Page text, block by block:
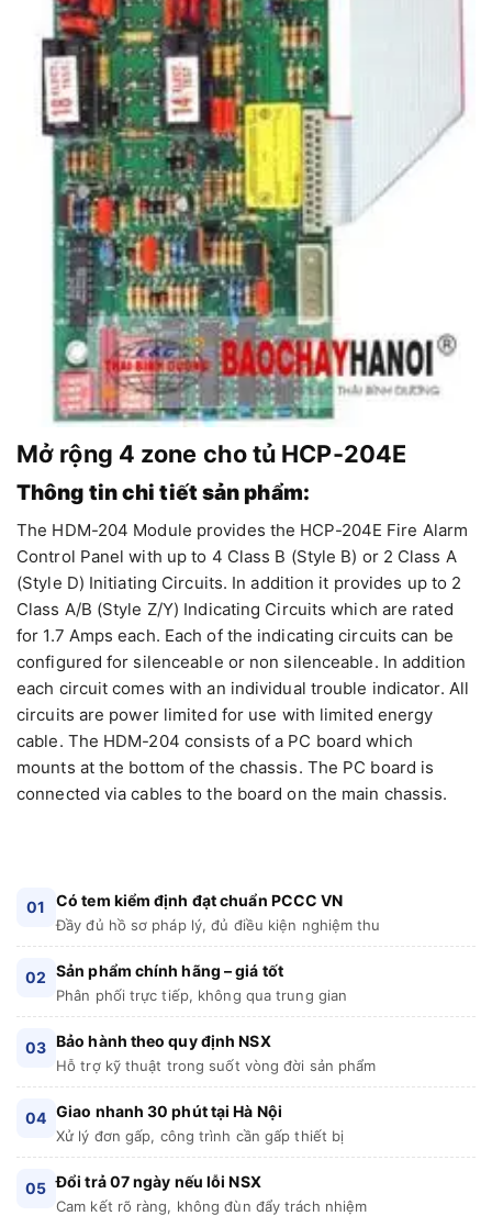
Mở rộng 4 zone cho tủ HCP-204E
Thông tin chi tiết sản phẩm:
The HDM-204 Module provides the HCP-204E Fire Alarm
Control Panel with up to 4 Class B (Style B) or 2 Class A
(Style D) Initiating Circuits. In addition it provides up to 2
Class A/B (Style Z/Y) Indicating Circuits which are rated
for 1.7 Amps each. Each of the indicating circuits can be
configured for silenceable or non silenceable. In addition
each circuit comes with an individual trouble indicator. All
circuits are power limited for use with limited energy
cable. The HDM-204 consists of a PC board which
mounts at the bottom of the chassis. The PC board is
connected via cables to the board on the main chassis.
01 Có tem kiểm định đạt chuẩn PCCC VN
Đầy đủ hồ sơ pháp lý, đủ điều kiện nghiệm thu
02 Sản phẩm chính hãng – giá tốt
Phân phối trực tiếp, không qua trung gian
03 Bảo hành theo quy định NSX
Hỗ trợ kỹ thuật trong suốt vòng đời sản phẩm
04 Giao nhanh 30 phút tại Hà Nội
Xử lý đơn gấp, công trình cần gấp thiết bị
05 Đổi trả 07 ngày nếu lỗi NSX
Cam kết rõ ràng, không đùn đẩy trách nhiệm